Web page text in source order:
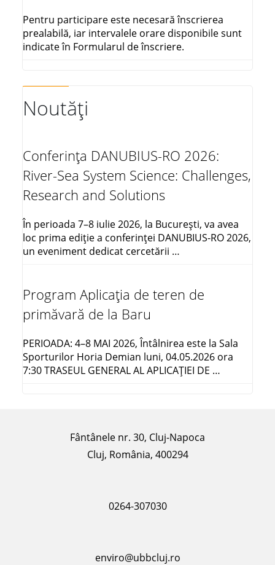
Pentru participare este necesară înscrierea
prealabilă, iar intervalele orare disponibile sunt
indicate în Formularul de înscriere.
Noutăți
Conferința DANUBIUS-RO 2026:
River-Sea System Science: Challenges,
Research and Solutions
În perioada 7–8 iulie 2026, la București, va avea
loc prima ediție a conferinței DANUBIUS-RO 2026,
un eveniment dedicat cercetării …
Program Aplicația de teren de
primăvară de la Baru
PERIOADA: 4–8 MAI 2026, Întâlnirea este la Sala
Sporturilor Horia Demian luni, 04.05.2026 ora
7:30 TRASEUL GENERAL AL APLICAŢIEI DE …
Fântânele nr. 30, Cluj-Napoca
Cluj, România, 400294
0264-307030
enviro@ubbcluj.ro